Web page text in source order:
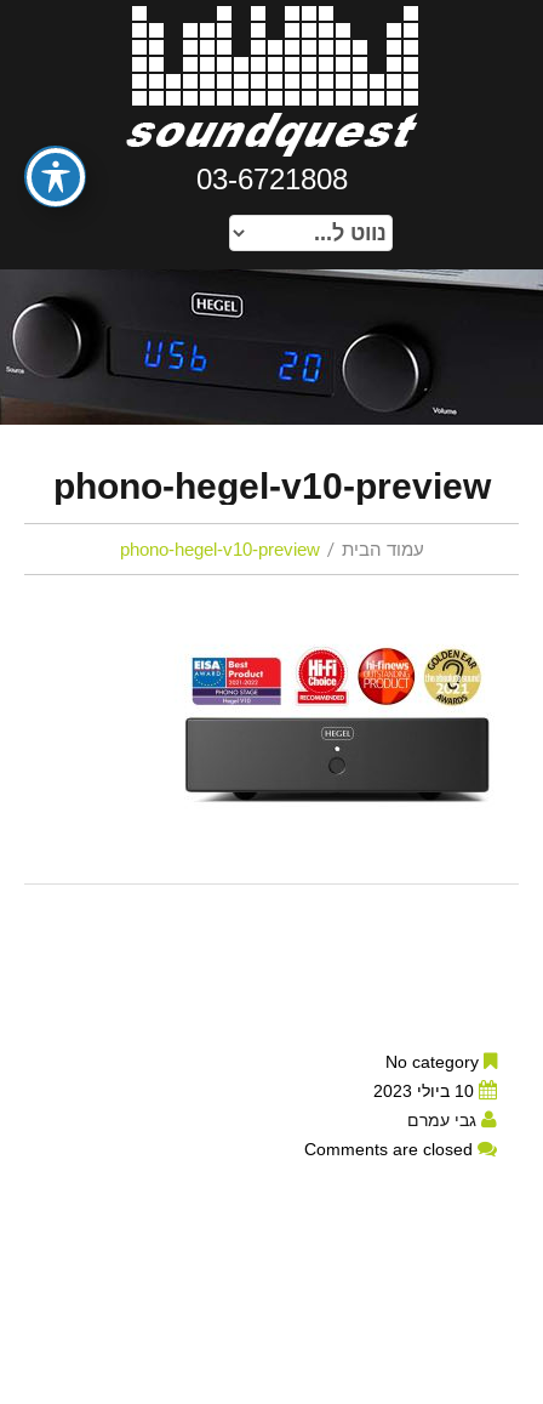
03-6721808
phono-hegel-v10-preview
עמוד הבית phono-hegel-v10-preview
10 ביולי 2023
גבי עמרם
Comments are closed